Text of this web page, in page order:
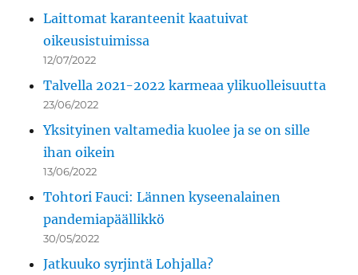
Laittomat karanteenit kaatuivat
oikeusistuimissa
12/07/2022
Talvella 2021-2022 karmeaa ylikuolleisuutta
23/06/2022
Yksityinen valtamedia kuolee ja se on sille
ihan oikein
13/06/2022
Tohtori Fauci: Lännen kyseenalainen
pandemiapäällikkö
30/05/2022
Jatkuuko syrjintä Lohjalla?